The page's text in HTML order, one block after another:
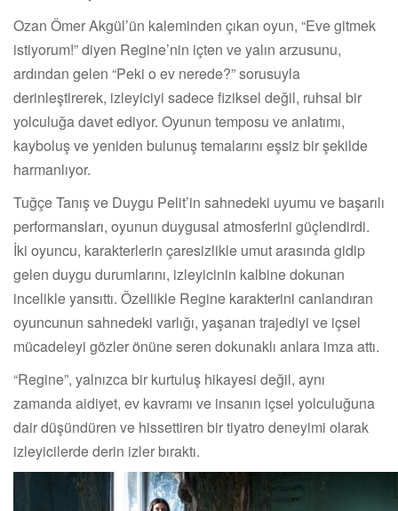
Ozan Ömer Akgül’ün kaleminden çıkan oyun, “Eve gitmek
istiyorum!” diyen Regine’nin içten ve yalın arzusunu,
ardından gelen “Peki o ev nerede?” sorusuyla
derinleştirerek, izleyiciyi sadece fiziksel değil, ruhsal bir
yolculuğa davet ediyor. Oyunun temposu ve anlatımı,
kayboluş ve yeniden bulunuş temalarını eşsiz bir şekilde
harmanlıyor.
Tuğçe Tanış ve Duygu Pelit’in sahnedeki uyumu ve başarılı
performansları, oyunun duygusal atmosferini güçlendirdi.
İki oyuncu, karakterlerin çaresizlikle umut arasında gidip
gelen duygu durumlarını, izleyicinin kalbine dokunan
incelikle yansıttı. Özellikle Regine karakterini canlandıran
oyuncunun sahnedeki varlığı, yaşanan trajediyi ve içsel
mücadeleyi gözler önüne seren dokunaklı anlara imza attı.
“Regine”, yalnızca bir kurtuluş hikayesi değil, aynı
zamanda aidiyet, ev kavramı ve insanın içsel yolculuğuna
dair düşündüren ve hissettiren bir tiyatro deneyimi olarak
izleyicilerde derin izler bıraktı.